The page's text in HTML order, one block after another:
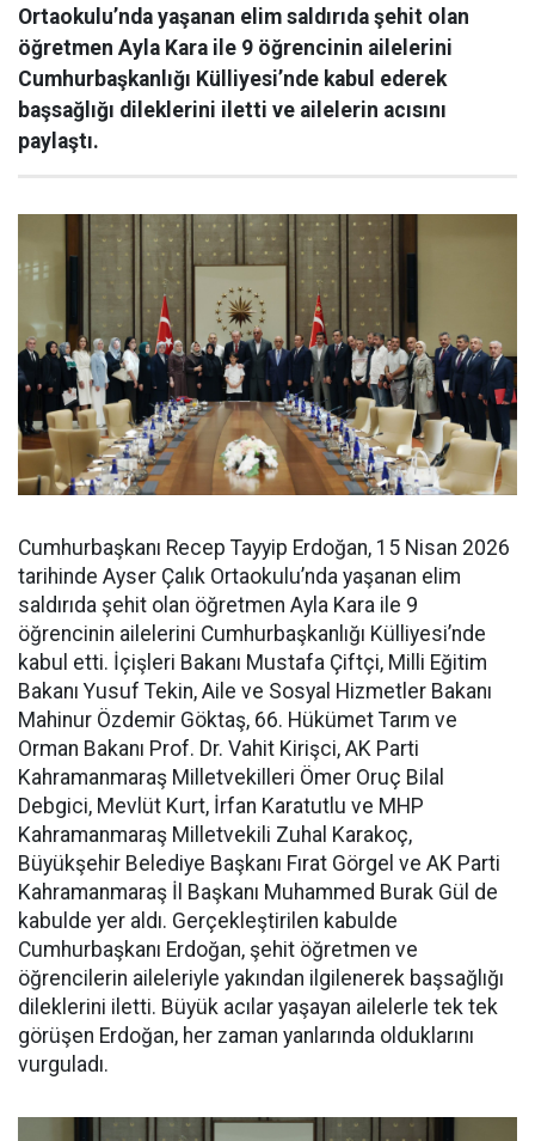
Ortaokulu’nda yaşanan elim saldırıda şehit olan
öğretmen Ayla Kara ile 9 öğrencinin ailelerini
Cumhurbaşkanlığı Külliyesi’nde kabul ederek
başsağlığı dileklerini iletti ve ailelerin acısını
paylaştı.
Cumhurbaşkanı Recep Tayyip Erdoğan, 15 Nisan 2026
tarihinde Ayser Çalık Ortaokulu’nda yaşanan elim
saldırıda şehit olan öğretmen Ayla Kara ile 9
öğrencinin ailelerini Cumhurbaşkanlığı Külliyesi’nde
kabul etti. İçişleri Bakanı Mustafa Çiftçi, Milli Eğitim
Bakanı Yusuf Tekin, Aile ve Sosyal Hizmetler Bakanı
Mahinur Özdemir Göktaş, 66. Hükümet Tarım ve
Orman Bakanı Prof. Dr. Vahit Kirişci, AK Parti
Kahramanmaraş Milletvekilleri Ömer Oruç Bilal
Debgici, Mevlüt Kurt, İrfan Karatutlu ve MHP
Kahramanmaraş Milletvekili Zuhal Karakoç,
Büyükşehir Belediye Başkanı Fırat Görgel ve AK Parti
Kahramanmaraş İl Başkanı Muhammed Burak Gül de
kabulde yer aldı. Gerçekleştirilen kabulde
Cumhurbaşkanı Erdoğan, şehit öğretmen ve
öğrencilerin aileleriyle yakından ilgilenerek başsağlığı
dileklerini iletti. Büyük acılar yaşayan ailelerle tek tek
görüşen Erdoğan, her zaman yanlarında olduklarını
vurguladı.